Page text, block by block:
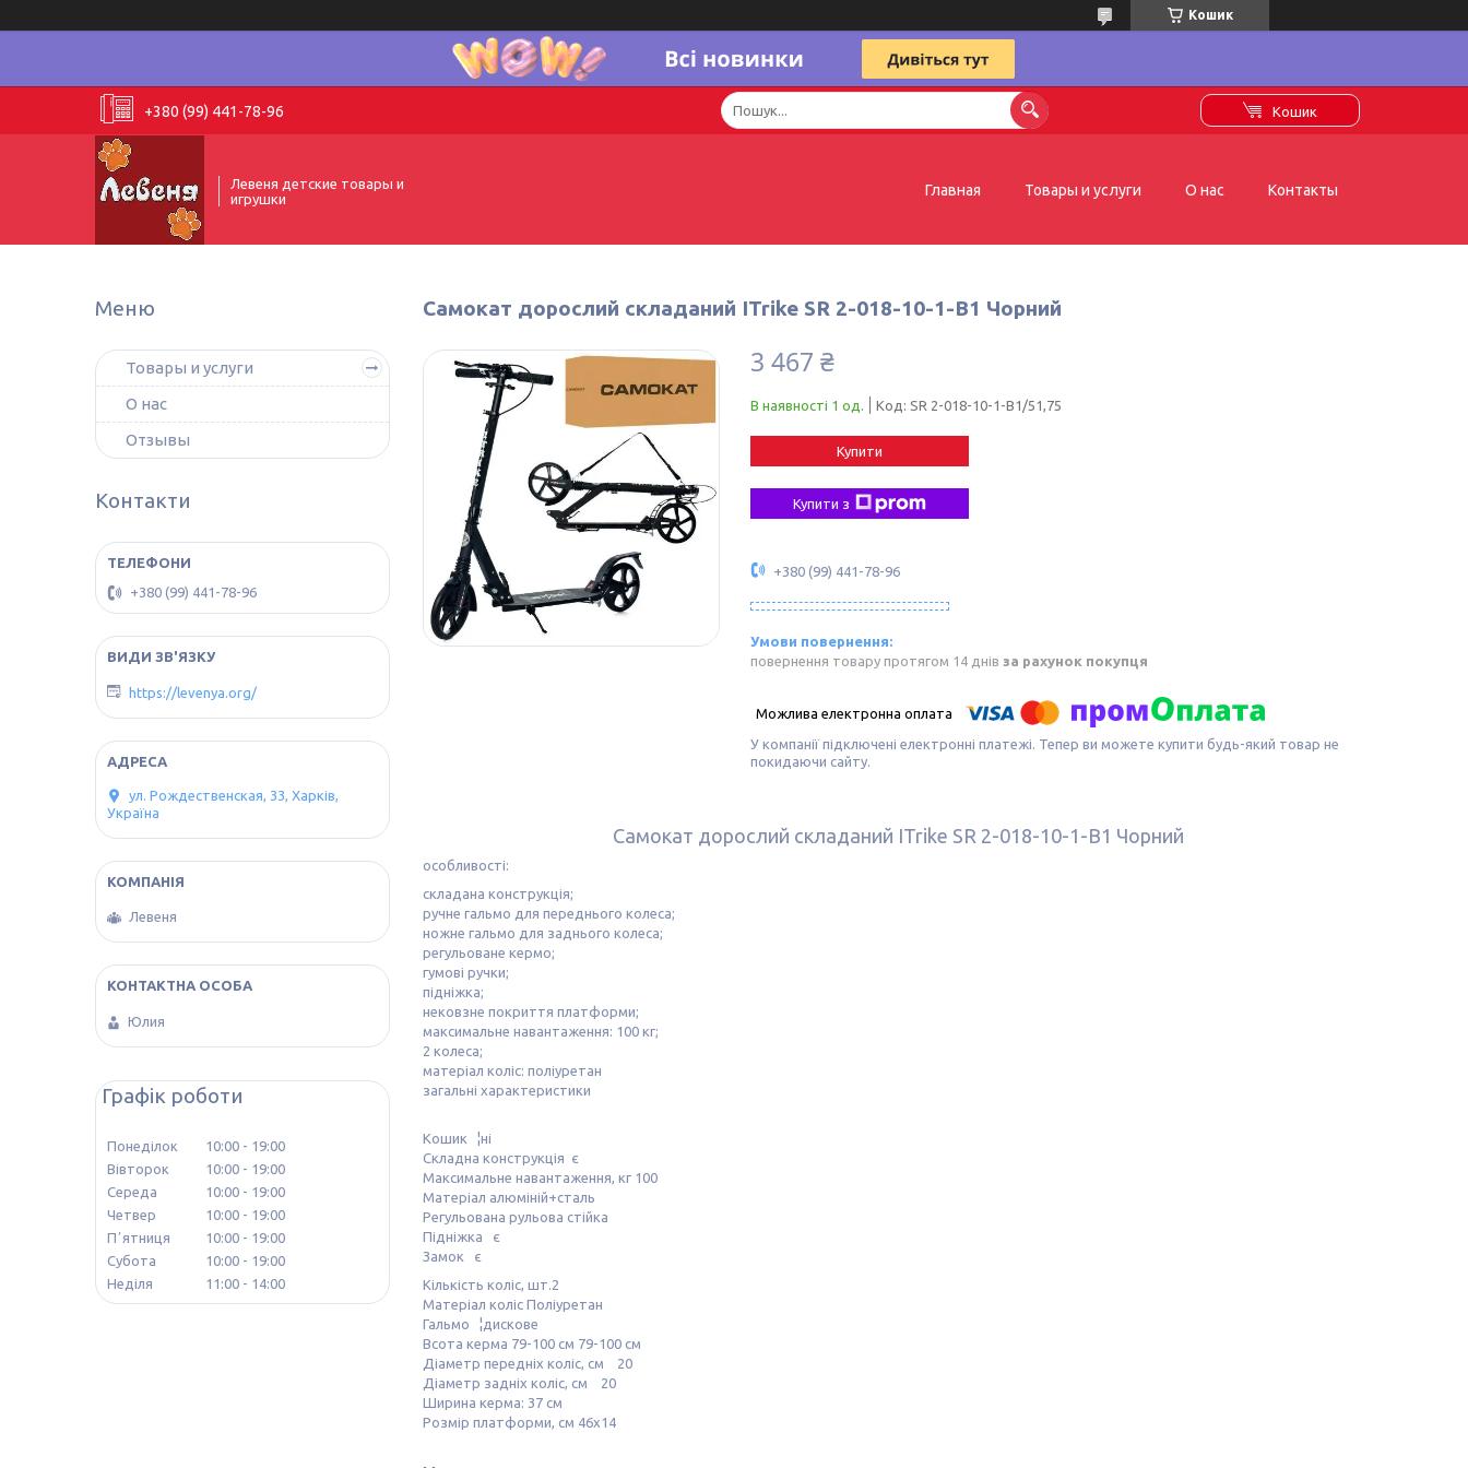
Кошик
+380 (99) 441-78-96 Кошик
Левеня детские товары и
игрушки
Главная Товары и услуги О нас Контакты
Самокат дорослий складаний ITrike SR 2-018-10-1-B1 Чорний
3 467 ₴
В наявності 1 од. Код: SR 2-018-10-1-B1/51,75
Купити
Купити з
+380 (99) 441-78-96
повернення товару протягом 14 днів за рахунок покупця
У компанії підключені електронні платежі. Тепер ви можете купити будь-який товар не
покидаючи сайту.
Самокат дорослий складаний ITrike SR 2-018-10-1-B1 Чорний
особливості:
складана конструкція;
ручне гальмо для переднього колеса;
ножне гальмо для заднього колеса;
регульоване кермо;
гумові ручки;
підніжка;
нековзне покриття платформи;
максимальне навантаження: 100 кг;
2 колеса;
матеріал коліс: поліуретан
загальні характеристики
Кошик ¦ні
Складна конструкція є
Максимальне навантаження, кг 100
Матеріал алюміній+сталь
Регульована рульова стійка
Підніжка є
Замок є
Кількість коліс, шт.2
Матеріал коліс Поліуретан
Гальмо ¦дискове
Всота керма 79-100 см 79-100 см
Діаметр передніх коліс, см 20
Діаметр задніх коліс, см 20
Ширина керма: 37 см
Розмір платформи, см 46х14
Товары и услуги
О нас
Отзывы
Контакти
+380 (99) 441-78-96
https://levenya.org/
ул. Рождественская, 33, Харків,
Україна
Левеня
Юлия
Графік роботи
Понеділок 10:00
19:00
Вівторок
10:00
19:00
Середа
10:00
19:00
Четвер
10:00
19:00
Пʼятниця
10:00
19:00
Субота
10:00
19:00
Неділя
11:00 14:00